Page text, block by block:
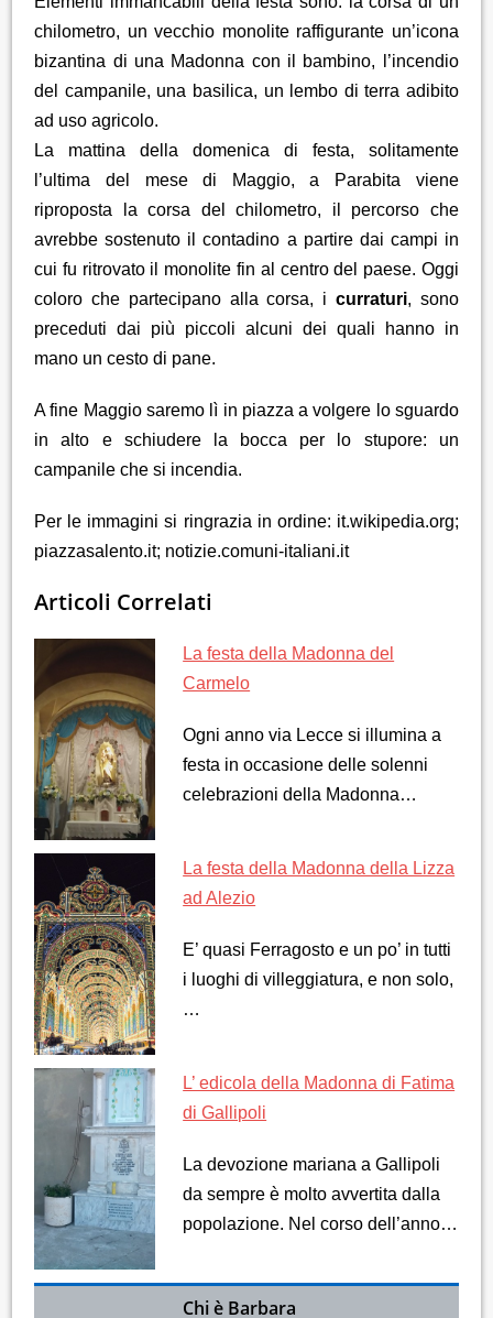
chilometro, un vecchio monolite raffigurante un’icona
bizantina di una Madonna con il bambino, l’incendio
del campanile, una basilica, un lembo di terra adibito
ad uso agricolo.
La mattina della domenica di festa, solitamente
l’ultima del mese di Maggio, a Parabita viene
riproposta la corsa del chilometro, il percorso che
avrebbe sostenuto il contadino a partire dai campi in
cui fu ritrovato il monolite fin al centro del paese. Oggi
coloro che partecipano alla corsa, i curraturi, sono
preceduti dai più piccoli alcuni dei quali hanno in
mano un cesto di pane.
A fine Maggio saremo lì in piazza a volgere lo sguardo
in alto e schiudere la bocca per lo stupore: un
campanile che si incendia.
Per le immagini si ringrazia in ordine: it.wikipedia.org;
piazzasalento.it; notizie.comuni-italiani.it
Articoli Correlati
La festa della Madonna del
Carmelo
Ogni anno via Lecce si illumina a
festa in occasione delle solenni
celebrazioni della Madonna…
La festa della Madonna della Lizza
ad Alezio
E’ quasi Ferragosto e un po’ in tutti
i luoghi di villeggiatura, e non solo,
…
L’ edicola della Madonna di Fatima
di Gallipoli
La devozione mariana a Gallipoli
da sempre è molto avvertita dalla
popolazione. Nel corso dell’anno…
Chi è Barbara